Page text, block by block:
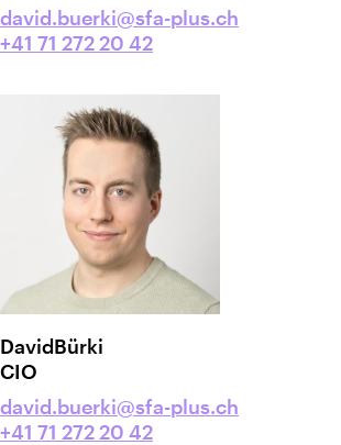
david.buerki@sfa-plus.ch
+41 71 272 20 42
David Bürki
CIO
david.buerki@sfa-plus.ch
+41 71 272 20 42